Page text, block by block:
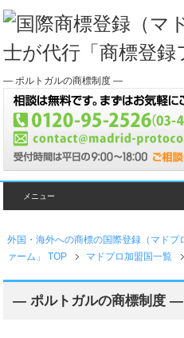
― ポルトガルの商標制度 ―
メニュー
外国・海外への商標の国際登録（マド
ァーム」 TOP
マドプロ加盟国一覧
― ポルトガルの商標制度 ―